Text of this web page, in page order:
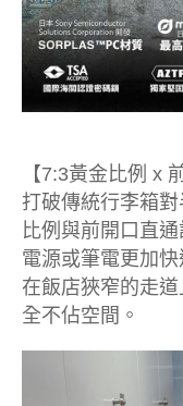
【7:3黃金比例 x
打破傳統行李箱
比例與前開口直
電源或筆電更加快
在飯店狹窄的走
全不佔空間。